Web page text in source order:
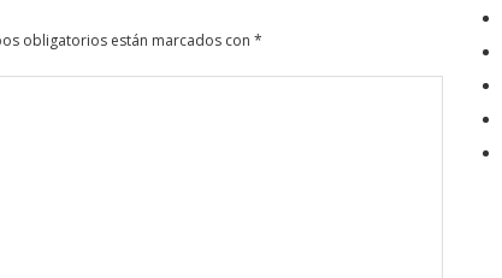
obligatorios están marcados con *